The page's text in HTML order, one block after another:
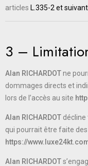
articles L.335-2 et
3 –
Alan RICHARDOTne
dommages directs et
lors de l’accès au site
Alan RICHARDOT décline
qui pourrait être faite
https://
Alan RICHARDOT